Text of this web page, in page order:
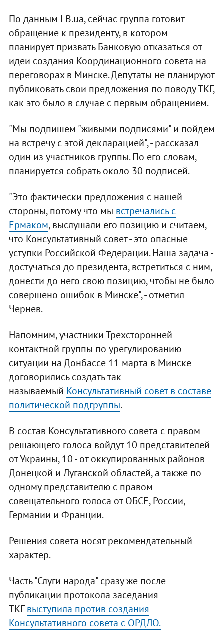
По данным LB.ua, сейчас группа готовит
обращение к президенту, в котором
планирует призвать Банковую отказаться от
идеи создания Координационного совета на
переговорах в Минске. Депутаты не планируют
публиковать свои предложения по поводу ТКГ,
как это было в случае с первым обращением.
"Мы подпишем "живыми подписями" и пойдем
на встречу с этой декларацией", - рассказал
один из участников группы. По его словам,
планируется собрать около 30 подписей.
"Это фактически предложения с нашей
стороны, потому что мы встречались с
Ермаком, выслушали его позицию и считаем,
что Консультативный совет - это опасные
уступки Российской Федерации. Наша задача -
достучаться до президента, встретиться с ним,
донести до него свою позицию, чтобы не было
совершено ошибок в Минске", - отметил
Чернев.
Напомним, участники Трехсторонней
контактной группы по урегулированию
ситуации на Донбассе 11 марта в Минске
договорились создать так
называемый Консультативный совет в составе
политической подгруппы.
В состав Консультативного совета с правом
решающего голоса войдут 10 представителей
от Украины, 10 - от оккупированных районов
Донецкой и Луганской областей, а также по
одному представителю с правом
совещательного голоса от ОБСЕ, России,
Германии и Франции.
Решения совета носят рекомендательный
характер.
Часть "Слуги народа" сразу же после
публикации протокола заседания
ТКГвыступила против создания
Консультативного совета с ОРДЛО.